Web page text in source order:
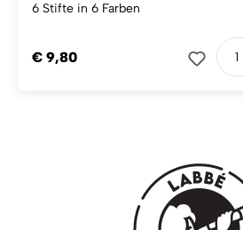
6 Stifte in 6 Farben
€ 9,80